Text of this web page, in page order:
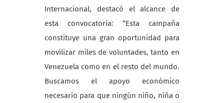
Internacional, destacó el alcance de
esta convocatoria: “Esta campaña
constituye una gran oportunidad para
movilizar miles de voluntades, tanto en
Venezuela como en el resto del mundo.
Buscamos el apoyo económico
necesario para que ningún niño, niña o